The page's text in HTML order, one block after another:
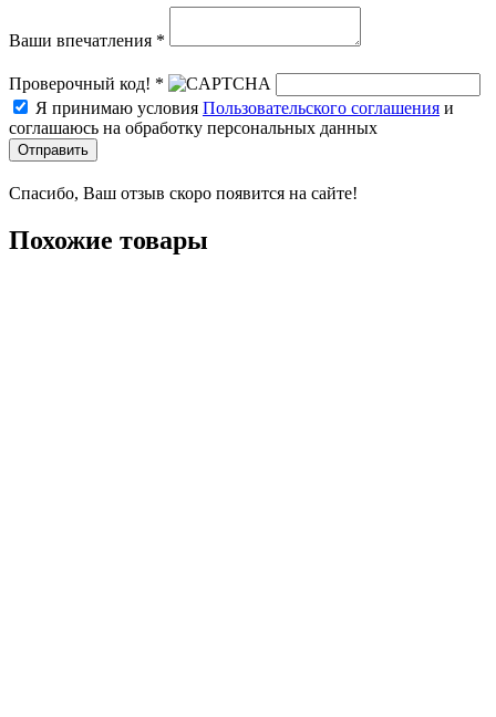
Ваши впечатления *
Проверочный код! *
Я принимаю условия Пользовательского соглашения и
соглашаюсь на обработку персональных данных
Отправить
Спасибо, Ваш отзыв скоро появится на сайте!
Похожие товары